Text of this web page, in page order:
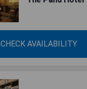
CHECK AVAILABILITY